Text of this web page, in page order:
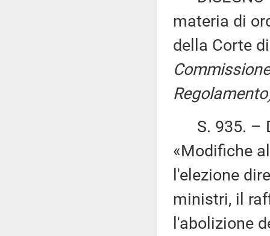
materia di
della Corte
S. 935. –
«Modifiche
l'elezione
ministri, il
l'abolizione